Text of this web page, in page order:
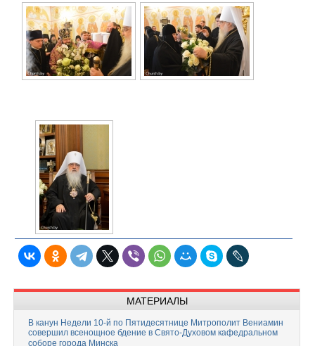
МАТЕРИАЛЫ
В канун Недели 10-й по Пятидесятнице Митрополит Вениамин
совершил всенощное бдение в Свято-Духовом кафедральном
соборе города Минска